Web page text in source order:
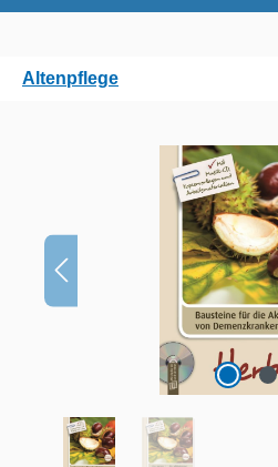
Altenpflege
Bildergalerie überspringen